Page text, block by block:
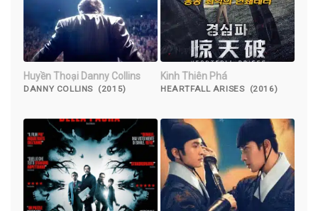
Huyền Thoại Danny Collins
DANNY COLLINS (2015)
Kinh Thiên Phá
HEARTFALL ARISES (2016)